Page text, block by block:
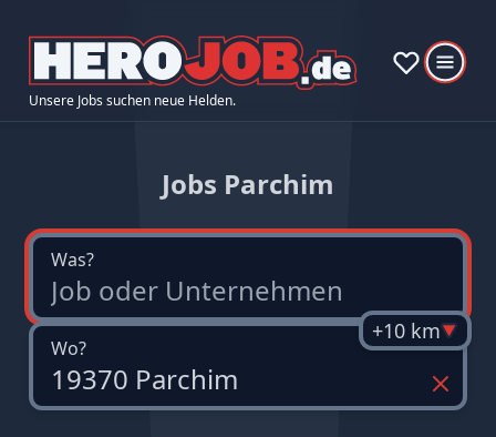
Unsere Jobs suchen neue Helden.
Jobs Parchim
Was?
Wo?
+10 km